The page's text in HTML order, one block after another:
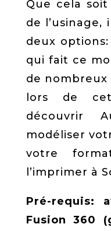
Que cela
de
deux options:
qui fait ce
de nombreux
lors de
découvrir
modéliser
votre
l’imprimer à
Pré-requis:
Fusion 360